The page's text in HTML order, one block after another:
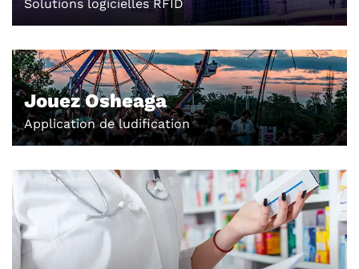
Solutions logicielles RFID
Jouez Osheaga
Application de ludification